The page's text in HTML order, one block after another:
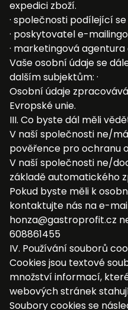
expedici zboží.
· společnosti podílející
· poskytovatel e-
· marketingová
Vaše osobní údaje se
dalším subjektům: ·
Osobní údaje
Evropské unie.
III. Co byste dál měli
V naší společnosti ne/
pověřence pro ochranu
V naší společnosti ne/
základě automatického
Pokud byste měli k
kontaktujte nás na e-
honza@gastroprofit.cz
608861455
IV. Používání souborů
Cookies jsou textové
množství informací,
webových stránek
Soubory cookies se